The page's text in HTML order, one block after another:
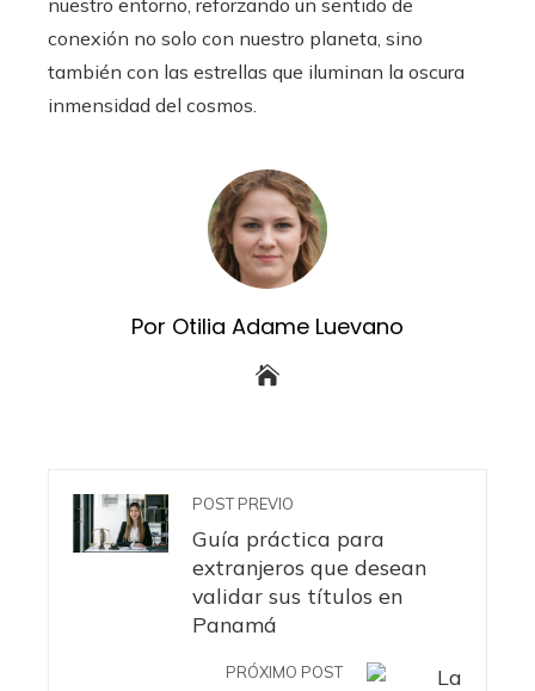
conexión no solo con nuestro planeta, sino
también con las estrellas que iluminan la oscura
inmensidad del cosmos.
Por Otilia Adame Luevano
POST PREVIO
Guía práctica para
extranjeros que desean
validar sus títulos en
Panamá
PRÓXIMO POST